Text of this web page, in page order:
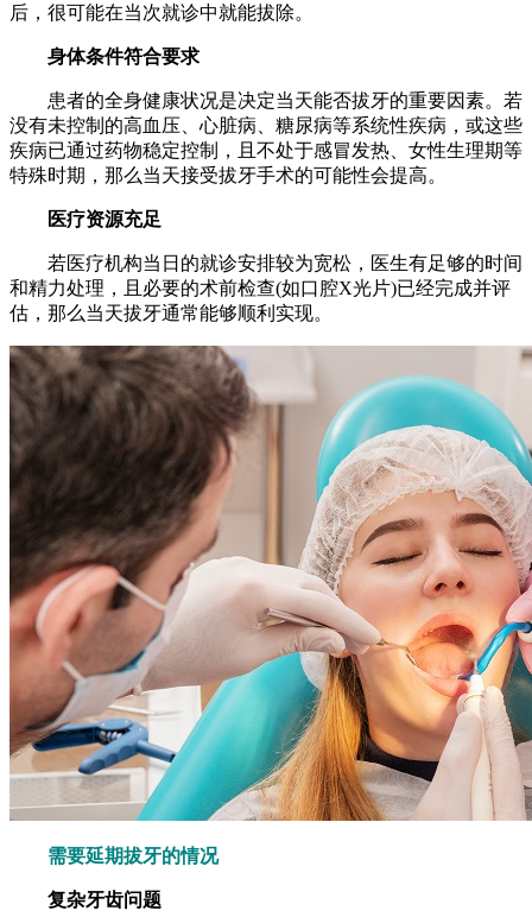
后，很可能在当次就诊中就能拔除。
身体条件符合要求
患者的全身健康状况是决定当天能否拔牙的重要因素。若
没有未控制的高血压、心脏病、糖尿病等系统性疾病，或这些
疾病已通过药物稳定控制，且不处于感冒发热、女性生理期等
特殊时期，那么当天接受拔牙手术的可能性会提高。
医疗资源充足
若医疗机构当日的就诊安排较为宽松，医生有足够的时间
和精力处理，且必要的术前检查(如口腔X光片)已经完成并评
估，那么当天拔牙通常能够顺利实现。
需要延期拔牙的情况
复杂牙齿问题